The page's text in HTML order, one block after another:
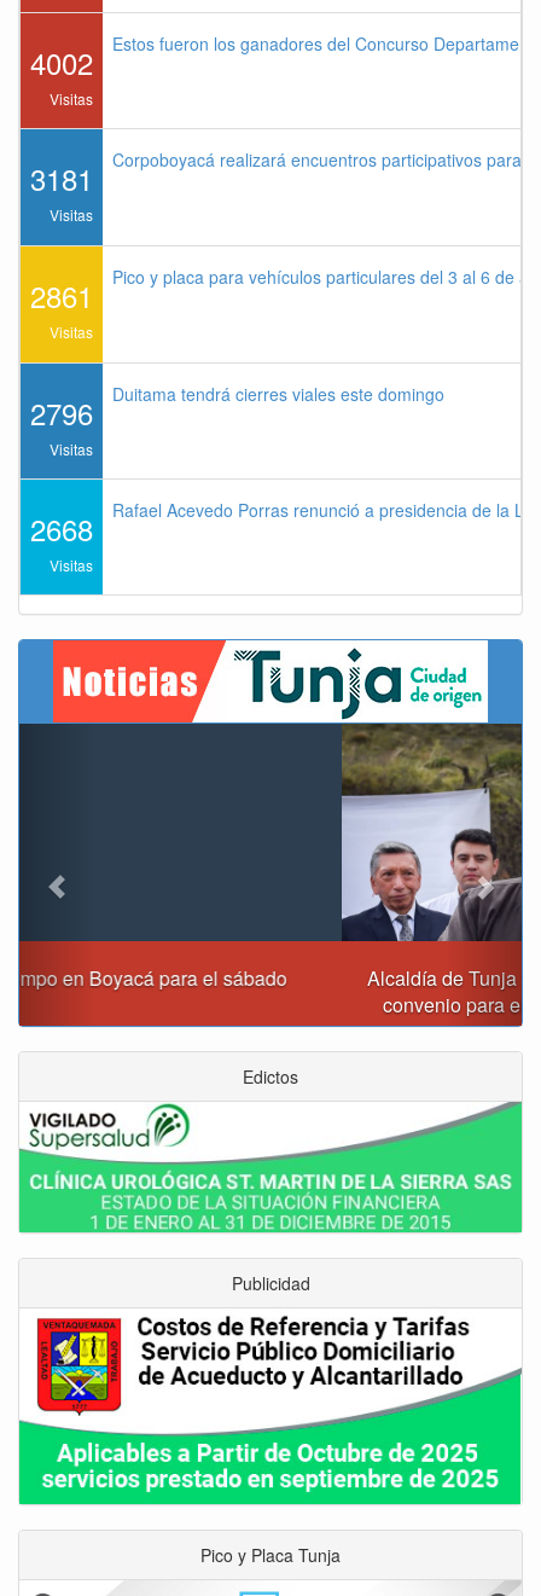
4002
Visitas
Estos fueron los ganadores del Concurso
3181
Visitas
Corpoboyacá realizará encuentros participativos para
2861
Visitas
Pico y placa para vehículos particulares del 3 al 6 de
2796
Visitas
Duitama tendrá cierres viales este domingo
2668
Visitas
Rafael Acevedo Porras renunció a presidencia de la
Alcaldía de Tunja y Gobernación de Boyacá firmaron
convenio para el mantenimiento de vía Moniquirá
Next
Edictos
Publicidad
Pico y Placa Tunja